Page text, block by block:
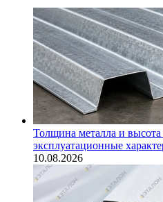
Толщина металла и
эксплуатационные
10.08.2026